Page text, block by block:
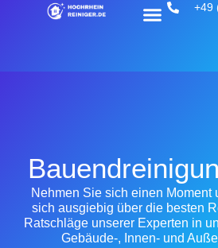
+49
Nehmen Sie sich einen Moment
sich ausgiebig über die besten
Ratschläge unserer Experten in
Gebäude-, Innen- und